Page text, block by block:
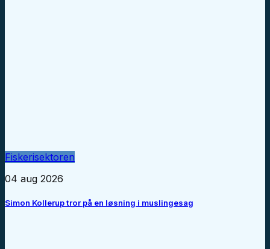
Fiskerisektoren
04 aug 2026
Simon Kollerup tror på en løsning i muslingesag